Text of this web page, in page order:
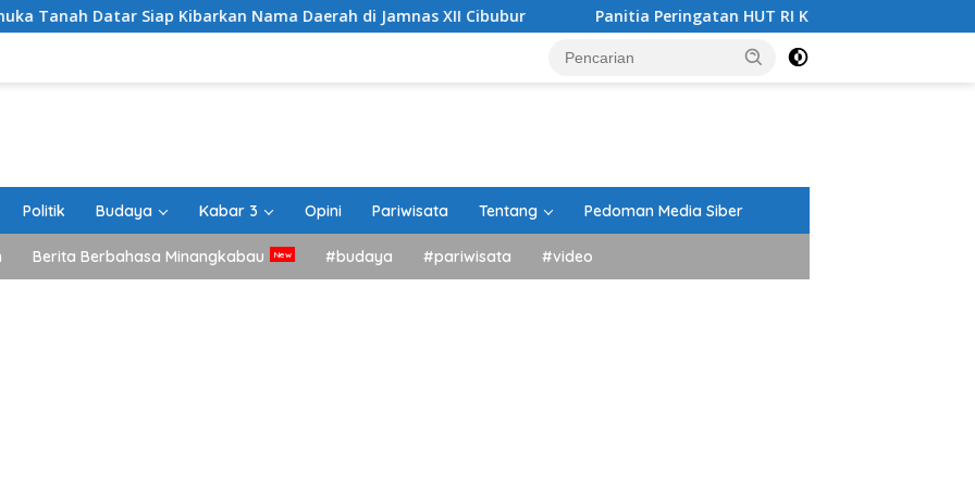
Siap Kibarkan Nama Daerah di Jamnas XII Cibubur Panitia Peringatan HUT RI Kecamatan Lima Kaum Berikan
Politik Budaya Kabar 3 Opini Pariwisata Tentang Pedoman Media Siber
Berita Berbahasa Minangkabau #budaya #pariwisata #video